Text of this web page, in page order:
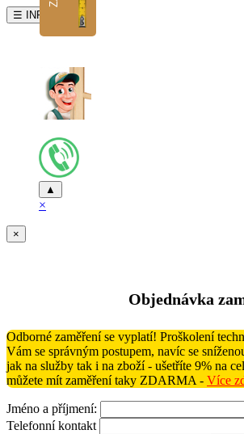
☰ INFO
▲
×
×
Objednávka
Odborné zaměření se vyplatí! Proškolení
Vám se správným postupem, navíc se
jak na služby tak i na zboží - ušetříte 9% na
můžete mít zaměření taky ZDARMA - Více
Jméno a příjmení:
Telefonní kontakt